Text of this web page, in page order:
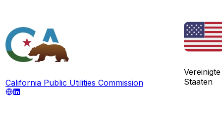
California Public Utilities Commission
Vereinigte
Staaten